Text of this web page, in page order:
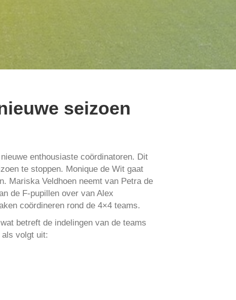
seizoen
enthousiaste coördinatoren. Dit
te stoppen. Monique de Wit gaat
Mariska Veldhoen neemt van Petra de
de F-pupillen over van Alex
coördineren rond de 4×4 teams.
betreft de indelingen van de teams
als volgt uit: